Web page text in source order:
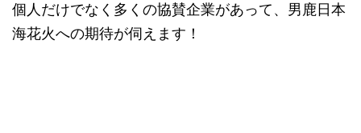
個人だけでなく多くの協賛企業があって、男鹿日本
海花火への期待が伺えます！